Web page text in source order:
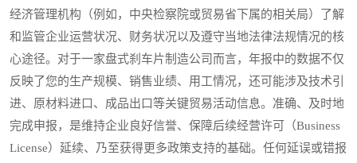
经济管理机构（例如，中央检察院或贸易省下属的相关局）了解
和监管企业运营状况、财务状况以及遵守当地法律法规情况的核
心途径。对于一家盘式刹车片制造公司而言，年报中的数据不仅
反映了您的生产规模、销售业绩、用工情况，还可能涉及技术引
进、原材料进口、成品出口等关键贸易活动信息。准确、及时地
完成申报，是维持企业良好信誉、保障后续经营许可（Business
License）延续、乃至获得更多政策支持的基础。任何延误或错报